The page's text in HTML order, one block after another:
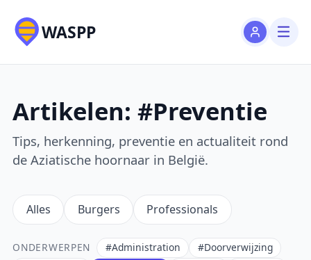
WASPP
Artikelen: #Preventie
Tips, herkenning, preventie en actualiteit rond
de Aziatische hoornaar in België.
Alles Burgers Professionals
ONDERWERPEN #Administration
#Doorverwijzing